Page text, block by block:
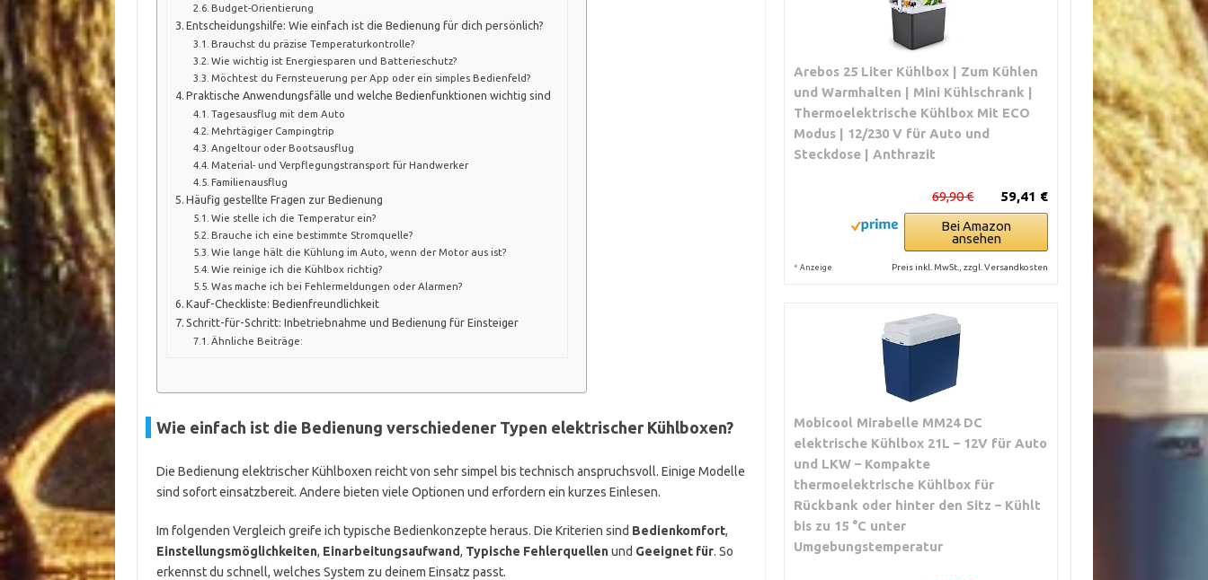
Budget-Orientierung
Entscheidungshilfe: Wie einfach ist die Bedienung für dich persönlich?
Brauchst du präzise Temperaturkontrolle?
Wie wichtig ist Energiesparen und Batterieschutz?
Möchtest du Fernsteuerung per App oder ein simples Bedienfeld?
Praktische Anwendungsfälle und welche Bedienfunktionen wichtig sind
Tagesausflug mit dem Auto
Mehrtägiger Campingtrip
Angeltour oder Bootsausflug
Material- und Verpflegungstransport für Handwerker
Familienausflug
Häufig gestellte Fragen zur Bedienung
Wie stelle ich die Temperatur ein?
Brauche ich eine bestimmte Stromquelle?
Wie lange hält die Kühlung im Auto, wenn der Motor aus ist?
Wie reinige ich die Kühlbox richtig?
Was mache ich bei Fehlermeldungen oder Alarmen?
Kauf-Checkliste: Bedienfreundlichkeit
Schritt-für-Schritt: Inbetriebnahme und Bedienung für Einsteiger
Ähnliche Beiträge:
Wie einfach ist die Bedienung verschiedener Typen elektrischer Kühlboxen?
Die Bedienung elektrischer Kühlboxen reicht von sehr simpel bis technisch anspruchsvoll. Einige Modelle
sind sofort einsatzbereit. Andere bieten viele Optionen und erfordern ein kurzes Einlesen.
Im folgenden Vergleich greife ich typische Bedienkonzepte heraus. Die Kriterien sind Bedienkomfort,
Einstellungsmöglichkeiten, Einarbeitungsaufwand, Typische Fehlerquellenund Geeignet für. So
erkennst du schnell, welches System zu deinem Einsatz passt.
Arebos 25 Liter Kühlbox | Zum Kühlen
und Warmhalten | Mini Kühlschrank |
Thermoelektrische Kühlbox Mit ECO
Modus | 12/230 V für Auto und
Steckdose | Anthrazit
59,41 €
69,90 €
Bei Amazon
ansehen
* Anzeige Preis inkl. MwSt., zzgl. Versandkosten
Mobicool Mirabelle MM24 DC
elektrische Kühlbox 21L – 12V für Auto
und LKW – Kompakte
thermoelektrische Kühlbox für
Rückbank oder hinter den Sitz – Kühlt
bis zu 15 °C unter
Umgebungstemperatur